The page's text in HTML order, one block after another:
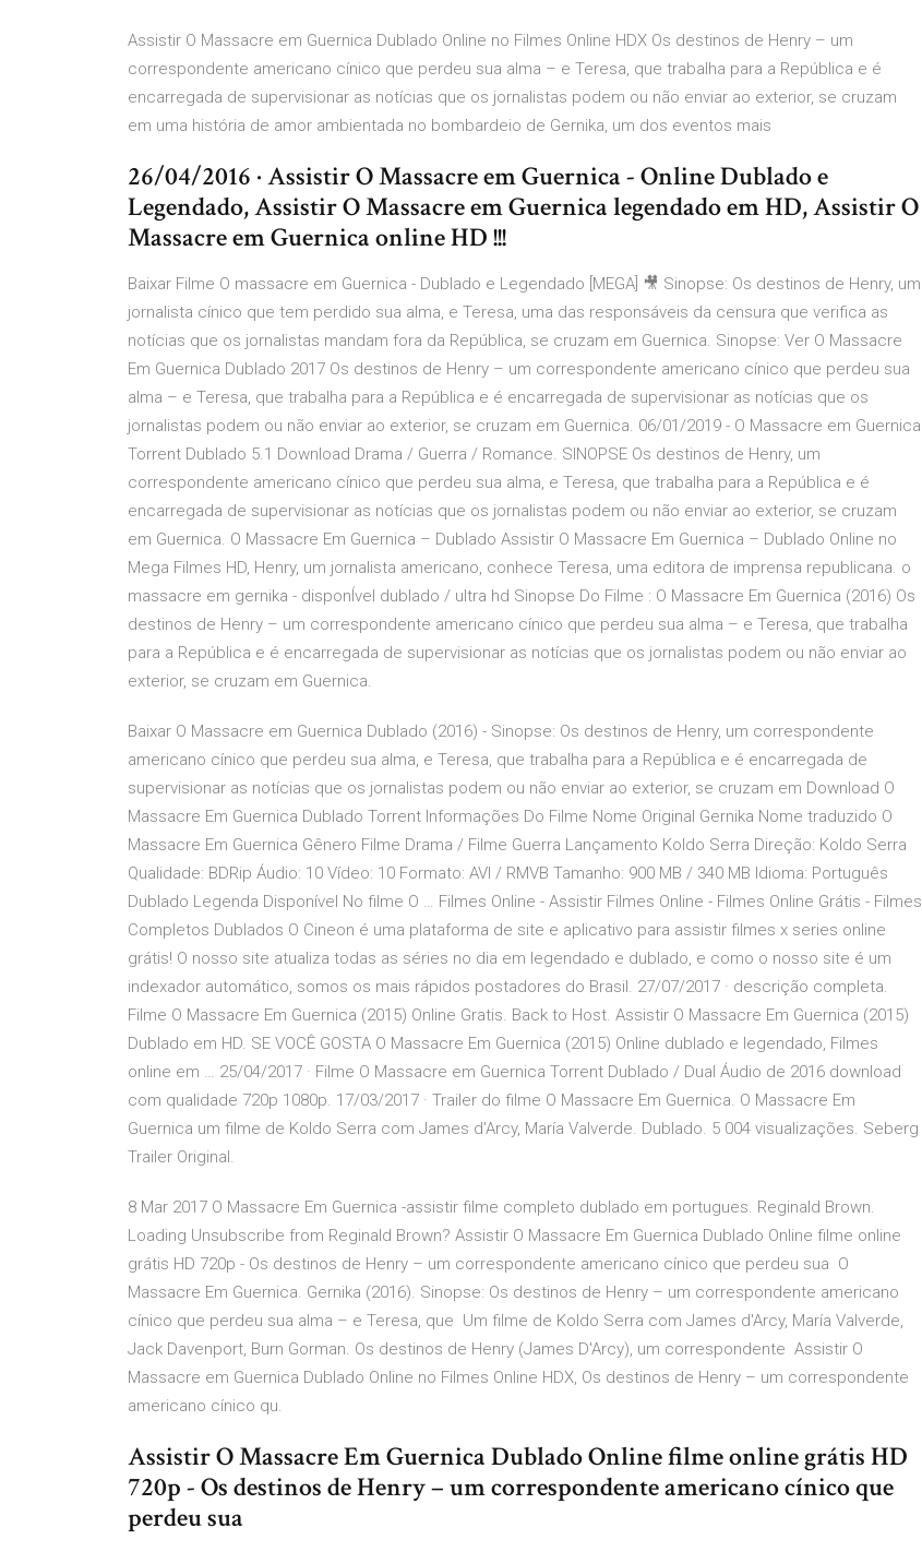
Assistir O Massacre em Guernica Dublado Online no Filmes Online HDX Os destinos de Henry – um
correspondente americano cínico que perdeu sua alma – e Teresa, que trabalha para a República e é
encarregada de supervisionar as notícias que os jornalistas podem ou não enviar ao exterior, se cruzam
em uma história de amor ambientada no bombardeio de Gernika, um dos eventos mais
26/04/2016 · Assistir O Massacre em Guernica - Online Dublado e
Legendado, Assistir O Massacre em Guernica legendado em HD, Assistir O
Massacre em Guernica online HD !!!
Baixar Filme O massacre em Guernica - Dublado e Legendado [MEGA] 🎥 Sinopse: Os destinos de Henry, um
jornalista cínico que tem perdido sua alma, e Teresa, uma das responsáveis da censura que verifica as
notícias que os jornalistas mandam fora da República, se cruzam em Guernica. Sinopse: Ver O Massacre
Em Guernica Dublado 2017 Os destinos de Henry – um correspondente americano cínico que perdeu sua
alma – e Teresa, que trabalha para a República e é encarregada de supervisionar as notícias que os
jornalistas podem ou não enviar ao exterior, se cruzam em Guernica. 06/01/2019 - O Massacre em Guernica
Torrent Dublado 5.1 Download Drama / Guerra / Romance. SINOPSE Os destinos de Henry, um
correspondente americano cínico que perdeu sua alma, e Teresa, que trabalha para a República e é
encarregada de supervisionar as notícias que os jornalistas podem ou não enviar ao exterior, se cruzam
em Guernica. O Massacre Em Guernica – Dublado Assistir O Massacre Em Guernica – Dublado Online no
Mega Filmes HD, Henry, um jornalista americano, conhece Teresa, uma editora de imprensa republicana. o
massacre em gernika - disponÍvel dublado / ultra hd Sinopse Do Filme : O Massacre Em Guernica (2016) Os
destinos de Henry – um correspondente americano cínico que perdeu sua alma – e Teresa, que trabalha
para a República e é encarregada de supervisionar as notícias que os jornalistas podem ou não enviar ao
exterior, se cruzam em Guernica.
Baixar O Massacre em Guernica Dublado (2016) - Sinopse: Os destinos de Henry, um correspondente
americano cínico que perdeu sua alma, e Teresa, que trabalha para a República e é encarregada de
supervisionar as notícias que os jornalistas podem ou não enviar ao exterior, se cruzam em Download O
Massacre Em Guernica Dublado Torrent Informações Do Filme Nome Original Gernika Nome traduzido O
Massacre Em Guernica Gênero Filme Drama / Filme Guerra Lançamento Koldo Serra Direção: Koldo Serra
Qualidade: BDRip Áudio: 10 Vídeo: 10 Formato: AVI / RMVB Tamanho: 900 MB / 340 MB Idioma: Português
Dublado Legenda Disponível No filme O … Filmes Online - Assistir Filmes Online - Filmes Online Grátis - Filmes
Completos Dublados O Cineon é uma plataforma de site e aplicativo para assistir filmes x series online
grátis! O nosso site atualiza todas as séries no dia em legendado e dublado, e como o nosso site é um
indexador automático, somos os mais rápidos postadores do Brasil. 27/07/2017 · descrição completa.
Filme O Massacre Em Guernica (2015) Online Gratis. Back to Host. Assistir O Massacre Em Guernica (2015)
Dublado em HD. SE VOCÊ GOSTA O Massacre Em Guernica (2015) Online dublado e legendado, Filmes
online em … 25/04/2017 · Filme O Massacre em Guernica Torrent Dublado / Dual Áudio de 2016 download
com qualidade 720p 1080p. 17/03/2017 · Trailer do filme O Massacre Em Guernica. O Massacre Em
Guernica um filme de Koldo Serra com James d'Arcy, María Valverde. Dublado. 5 004 visualizações. Seberg
Trailer Original.
8 Mar 2017 O Massacre Em Guernica -assistir filme completo dublado em portugues. Reginald Brown.
Loading Unsubscribe from Reginald Brown? Assistir O Massacre Em Guernica Dublado Online filme online
grátis HD 720p - Os destinos de Henry – um correspondente americano cínico que perdeu sua O
Massacre Em Guernica. Gernika (2016). Sinopse: Os destinos de Henry – um correspondente americano
cínico que perdeu sua alma – e Teresa, que Um filme de Koldo Serra com James d'Arcy, María Valverde,
Jack Davenport, Burn Gorman. Os destinos de Henry (James D'Arcy), um correspondente Assistir O
Massacre em Guernica Dublado Online no Filmes Online HDX, Os destinos de Henry – um correspondente
americano cínico qu.
Assistir O Massacre Em Guernica Dublado Online filme online grátis HD
720p - Os destinos de Henry – um correspondente americano cínico que
perdeu sua